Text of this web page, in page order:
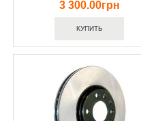
3 300.00грн